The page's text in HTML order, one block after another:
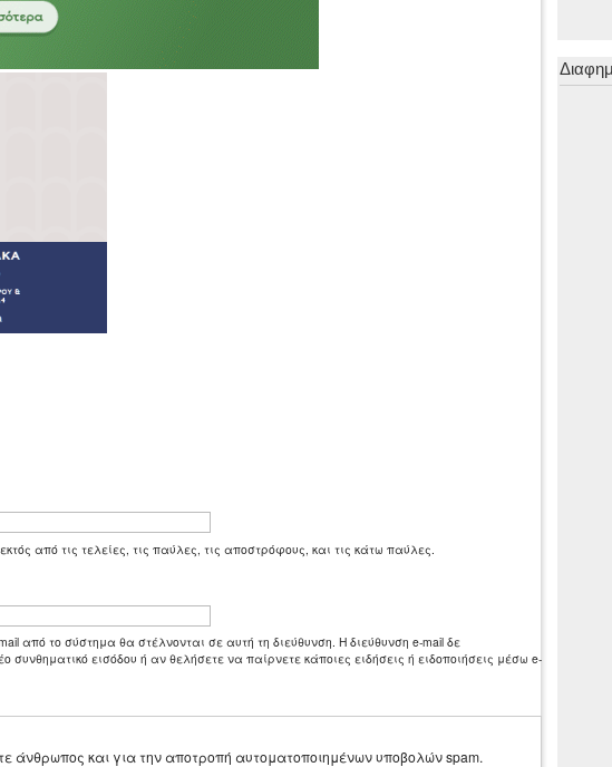
από τις τελείες, τις παύλες, τις αποστρόφους, και τις κάτω παύλες.
από το σύστημα θα στέλνονται σε αυτή τη διεύθυνση. Η διεύθυνση e-mail δε
συνθηματικό εισόδου ή αν θελήσετε να παίρνετε κάποιες ειδήσεις ή ειδοποιήσεις μέσω e-
άνθρωπος και για την αποτροπή αυτοματοποιημένων υποβολών spam.